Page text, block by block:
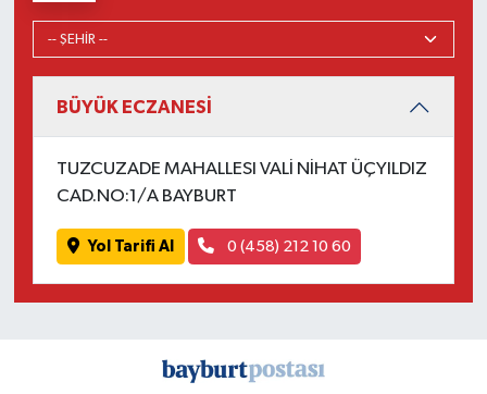
BÜYÜK ECZANESİ
TUZCUZADE MAHALLESI VALİ NİHAT ÜÇYILDIZ
CAD.NO:1/A BAYBURT
Yol Tarifi Al 0 (458) 212 10 60